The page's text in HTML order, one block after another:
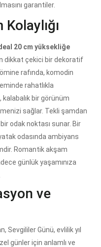
garantiler.
20 cm yüksekliğe
dikkat çekici bir dekoratif
rafında, komodin
rahatlıkla
kalabalık bir görünüm
sağlar. Tekli şamdan
odak noktası sunar. Bir
odasında ambiyans
Romantik akşam
günlük yaşamınıza
ve
Sevgililer Günü, evlilik yıl
günler için anlamlı ve